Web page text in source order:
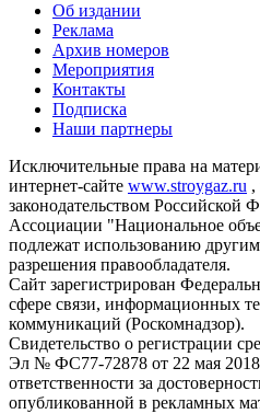
Об издании
Реклама
Архив номеров
Мероприятия
Контакты
Подписка
Наши партнеры
Исключительные права на
интернет-сайте www.stroygaz.ru ,
законодательством Российской
Ассоциации "Национальное
подлежат использованию
разрешения правообладателя.
Сайт зарегистрирован
сфере связи, информационных
коммуникаций (Роскомнадзор).
Свидетельство о регистрации
Эл № ФС77-72878 от 22 мая 2018
ответственности за
опубликованной в рекламных